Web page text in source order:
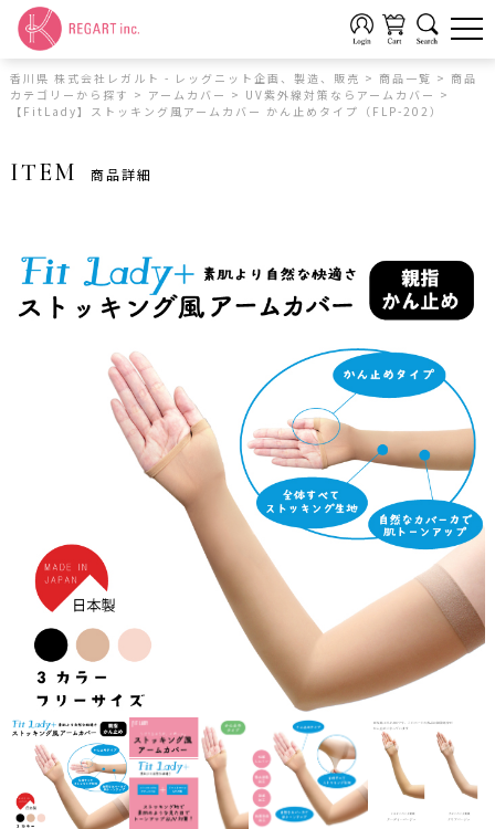
香川県 株式会社レガルト - レッグニット企画、製造、販売 > 商品一覧 > 商品
カテゴリーから探す > アームカバー > UV紫外線対策ならアームカバー >
【FitLady】ストッキング風アームカバー かん止めタイプ（FLP-202）
ITEM 商品詳細